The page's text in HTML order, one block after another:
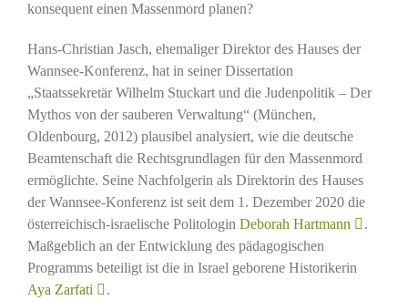
konsequent einen Massenmord planen?
Hans-Christian Jasch, ehemaliger Direktor des Hauses der
Wannsee-Konferenz, hat in seiner Dissertation
„Staatssekretär Wilhelm Stuckart und die Judenpolitik – Der
Mythos von der sauberen Verwaltung“ (München,
Oldenbourg, 2012) plausibel analysiert, wie die deutsche
Beamtenschaft die Rechtsgrundlagen für den Massenmord
ermöglichte. Seine Nachfolgerin als Direktorin des Hauses
der Wannsee-Konferenz ist seit dem 1. Dezember 2020 die
österreichisch-israelische Politologin Deborah Hartmann
.
Maßgeblich an der Entwicklung des pädagogischen
Programms beteiligt ist die in Israel geborene Historikerin
Aya Zarfati
.